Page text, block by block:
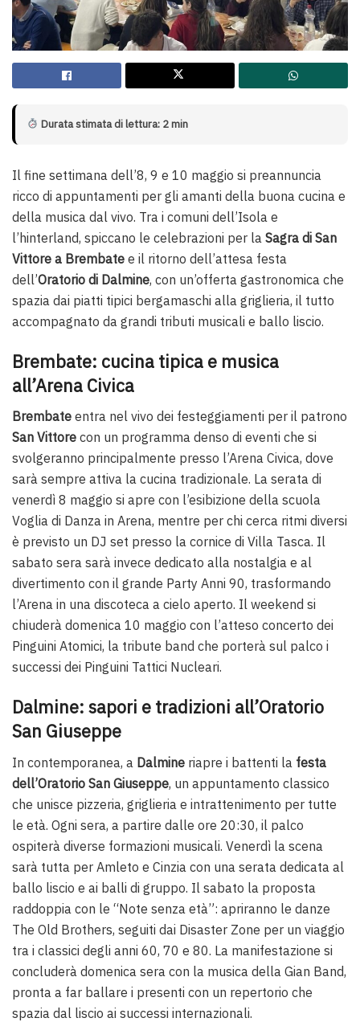
Durata stimata di lettura: 2 min
Il fine settimana dell’8, 9 e 10 maggio si preannuncia
ricco di appuntamenti per gli amanti della buona cucina e
della musica dal vivo. Tra i comuni dell’Isola e
l’hinterland, spiccano le celebrazioni per la Sagra di San
Vittore a Brembate e il ritorno dell’attesa festa
dell’Oratorio di Dalmine, con un’offerta gastronomica che
spazia dai piatti tipici bergamaschi alla griglieria, il tutto
accompagnato da grandi tributi musicali e ballo liscio.
Brembate: cucina tipica e musica
all’Arena Civica
Brembate entra nel vivo dei festeggiamenti per il patrono
San Vittore con un programma denso di eventi che si
svolgeranno principalmente presso l’Arena Civica, dove
sarà sempre attiva la cucina tradizionale. La serata di
venerdì 8 maggio si apre con l’esibizione della scuola
Voglia di Danza in Arena, mentre per chi cerca ritmi diversi
è previsto un DJ set presso la cornice di Villa Tasca. Il
sabato sera sarà invece dedicato alla nostalgia e al
divertimento con il grande Party Anni 90, trasformando
l’Arena in una discoteca a cielo aperto. Il weekend si
chiuderà domenica 10 maggio con l’atteso concerto dei
Pinguini Atomici, la tribute band che porterà sul palco i
successi dei Pinguini Tattici Nucleari.
Dalmine: sapori e tradizioni all’Oratorio
San Giuseppe
In contemporanea, a Dalmine riapre i battenti la festa
dell’Oratorio San Giuseppe, un appuntamento classico
che unisce pizzeria, griglieria e intrattenimento per tutte
le età. Ogni sera, a partire dalle ore 20:30, il palco
ospiterà diverse formazioni musicali. Venerdì la scena
sarà tutta per Amleto e Cinzia con una serata dedicata al
ballo liscio e ai balli di gruppo. Il sabato la proposta
raddoppia con le “Note senza età”: apriranno le danze
The Old Brothers, seguiti dai Disaster Zone per un viaggio
tra i classici degli anni 60, 70 e 80. La manifestazione si
concluderà domenica sera con la musica della Gian Band,
pronta a far ballare i presenti con un repertorio che
spazia dal liscio ai successi internazionali.